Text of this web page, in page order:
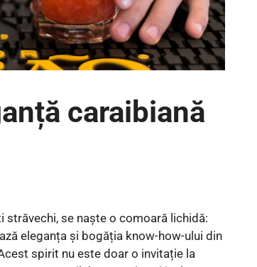
caraibiană
străvechi, se naște o comoară lichidă:
eleganța și bogăția know-how-ului din
spirit nu este doar o invitație la